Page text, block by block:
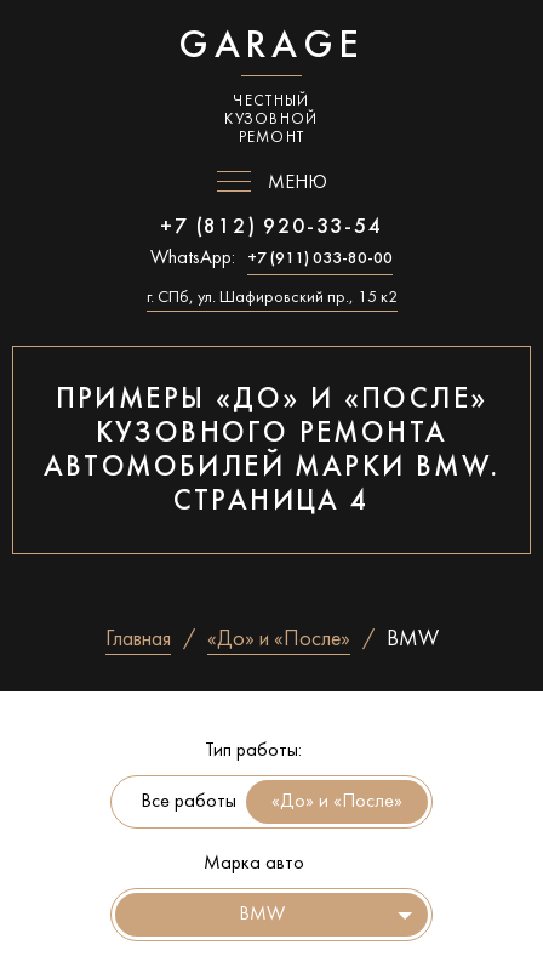
GARAGE
ЧЕСТНЫЙ
КУЗОВНОЙ
РЕМОНТ
МЕНЮ
+7 (812) 920-33-54
WhatsApp: +7 (911) 033-80-00
г. СПб, ул. Шафировский пр., 15 к2
ПРИМЕРЫ «ДО» И «ПОСЛЕ»
КУЗОВНОГО РЕМОНТА
АВТОМОБИЛЕЙ МАРКИ BMW.
СТРАНИЦА 4
Главная «До» и «После» BMW
Тип работы:
Все работы
Марка авто
BMW